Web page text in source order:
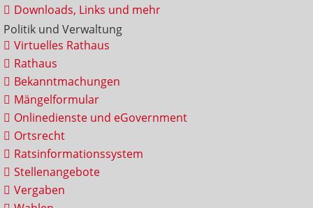
Downloads, Links und mehr
Politik und Verwaltung
Virtuelles Rathaus
Rathaus
Bekanntmachungen
Mängelformular
Onlinedienste und eGovernment
Ortsrecht
Ratsinformationssystem
Stellenangebote
Vergaben